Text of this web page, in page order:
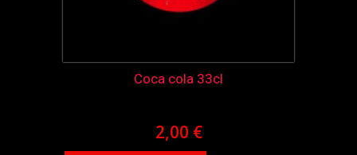
Coca cola 33cl
2,00 €